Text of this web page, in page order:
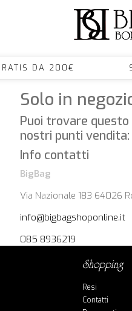
GRATIS DA 200€
Solo in
Puoi trovare
nostri punti vendita:
Info contatti
BigBag
Via Nazionale 183 64026
info@bigbagshoponline.it
085 8936219
shopping
Resi
Contatti